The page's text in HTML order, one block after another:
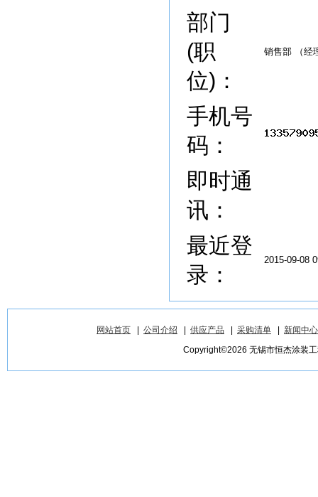
部门
(职
位)：
销售部 （经
手机号
码：
即时通
讯：
最近登
录：
2015-09-08
网站首页 公司介绍 供应产品 采购清单
新闻中心
Copyright©2026 无锡市恒杰涂装